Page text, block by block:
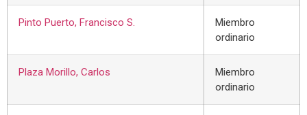
Pinto Puerto, Francisco S.
Miembro
ordinario
Plaza Morillo, Carlos
Miembro
ordinario